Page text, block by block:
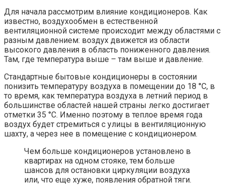
Для начала рассмотрим влияние кондиционеров. Как
известно, воздухообмен в естественной
вентиляционной системе происходит между областями с
разным давлением: воздух движется из области
высокого давления в область пониженного давления.
Там, где температура выше – там выше и давление.
Стандартные бытовые кондиционеры в состоянии
понизить температуру воздуха в помещении до 18 °С, в
то время, как температура воздуха в летний период в
большинстве областей нашей страны легко достигает
отметки 35 °С. Именно поэтому в теплое время года
воздух будет стремиться с улицы в вентиляционную
шахту, а через нее в помещение с кондиционером.
Чем больше кондиционеров установлено в
квартирах на одном стояке, тем больше
шансов для остановки циркуляции воздуха
или, что еще хуже, появления обратной тяги.